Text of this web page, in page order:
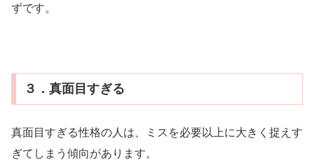
ずです。
３．真面目すぎる
真面目すぎる性格の人は、ミスを必要以上に大きく捉えす
ぎてしまう傾向があります。